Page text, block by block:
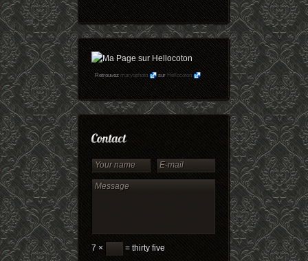
Retrouvezmaryophoto surHellocoton
7 × = thirty five